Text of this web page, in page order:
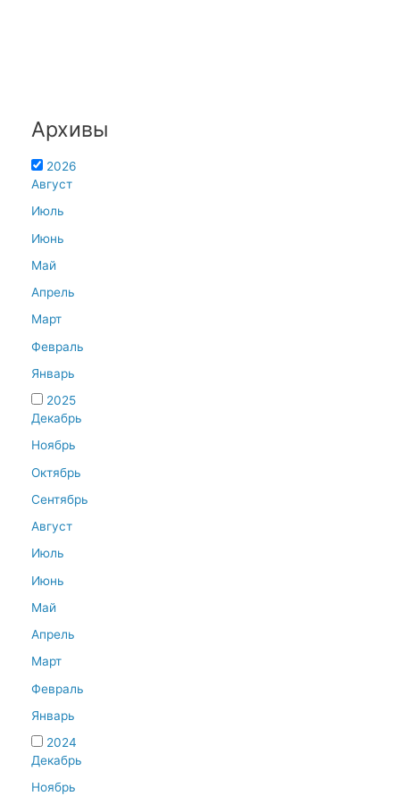
Архивы
2026
Август
Июль
Июнь
Май
Апрель
Март
Февраль
Январь
2025
Декабрь
Ноябрь
Октябрь
Сентябрь
Август
Июль
Июнь
Май
Апрель
Март
Февраль
Январь
2024
Декабрь
Ноябрь